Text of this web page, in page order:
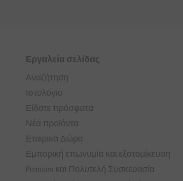
Εργαλεία σελίδας
Αναζήτηση
Ιστολόγιο
Είδατε πρόσφατα
Νέα προϊόντα
Εταιρικά Δώρα
Εμπορική επωνυμία και εξατομίκευση
Premium και Πολυτελή Συσκευασία